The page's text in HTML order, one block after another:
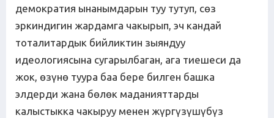
демократия ынанымдарын туу тутуп, сөз
эркиндигин жардамга чакырып, эч кандай
тоталитардык бийликтин зыяндуу
идеологиясына сугарылбаган, ага тиешеси да
жок, өзүнө туура баа бере билген башка
элдерди жана бөлөк маданияттарды
калыстыкка чакыруу менен жүргүзүшүбүз